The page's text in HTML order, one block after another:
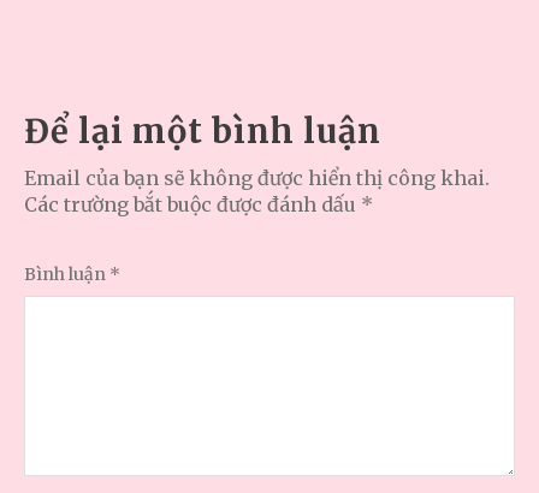
Để lại một bình luận
Email của bạn sẽ không được hiển thị công khai.
Các trường bắt buộc được đánh dấu *
Bình luận *